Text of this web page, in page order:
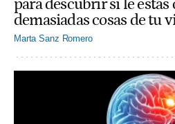
para descubrir si le
demasiadas cosas de tu
Marta Sanz Romero